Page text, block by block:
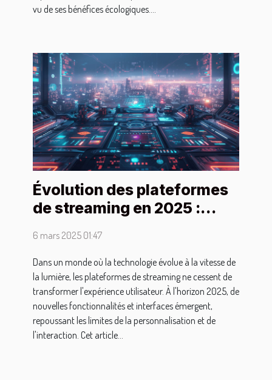
vu de ses bénéfices écologiques....
Évolution des plateformes
de streaming en 2025 :
et interfaces
6 mars 2025 01:47
Dans un monde où la technologie évolue à la vitesse de
la lumière, les plateformes de streaming ne cessent de
transformer l'expérience utilisateur. À l'horizon 2025, de
nouvelles fonctionnalités et interfaces émergent,
repoussant les limites de la personnalisation et de
l'interaction. Cet article...